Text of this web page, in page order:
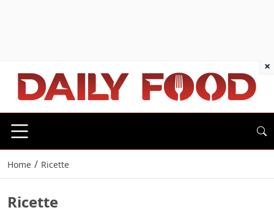
Home / Ricette
Ricette
×